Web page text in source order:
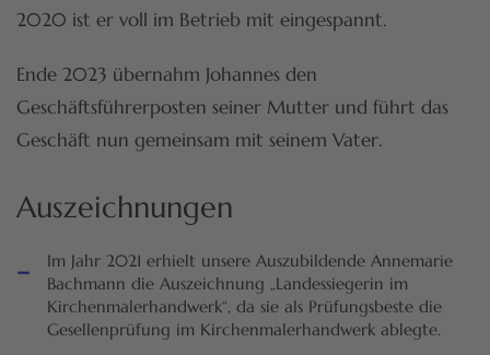
2020 ist er voll im Betrieb mit eingespannt.
Ende 2023 übernahm Johannes den
Geschäftsführerposten seiner Mutter und führt das
Geschäft nun gemeinsam mit seinem Vater.
Auszeichnungen
-
Im Jahr 2021 erhielt unsere Auszubildende Annemarie
Bachmann die Auszeichnung „Landessiegerin im
Kirchenmalerhandwerk“, da sie als Prüfungsbeste die
Gesellenprüfung im Kirchenmalerhandwerk ablegte.